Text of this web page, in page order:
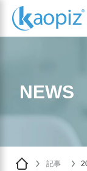
NEWS
記事